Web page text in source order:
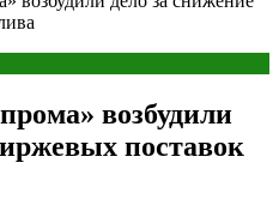
возбудили
поставок